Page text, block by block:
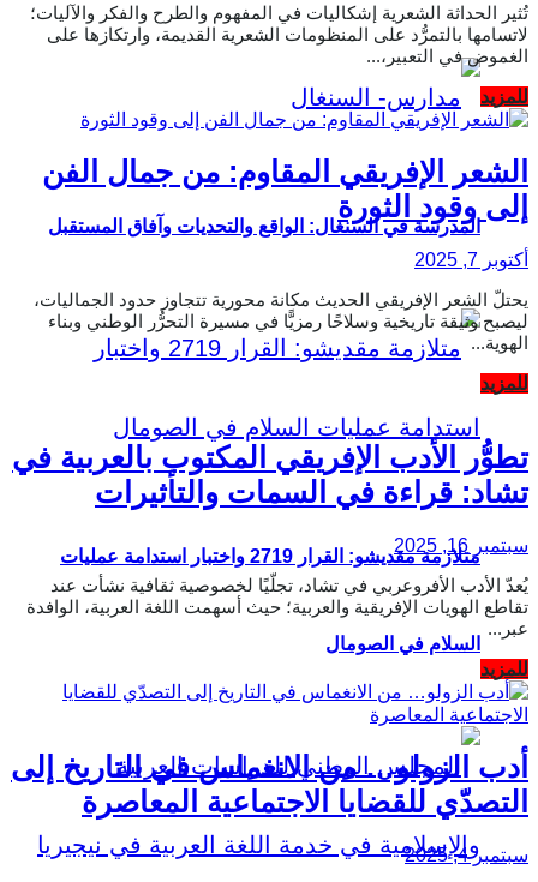
المدرسة في السنغال: الواقع والتحديات وآفاق المستقبل
متلازمة مقديشو: القرار 2719 واختبار استدامة عمليات
السلام في الصومال
تُثير الحداثة الشعرية إشكاليات في المفهوم والطرح والفكر والآليات؛
لاتسامها بالتمرُّد على المنظومات الشعرية القديمة، وارتكازها على
الغموض في التعبير،...
للمزيدDetails
الشعر الإفريقي المقاوم: من جمال الفن
إلى وقود الثورة
أكتوبر 7, 2025
يحتلّ الشعر الإفريقي الحديث مكانة محورية تتجاوز حدود الجماليات،
ليصبح وثيقة تاريخية وسلاحًا رمزيًّا في مسيرة التحرُّر الوطني وبناء
الهوية...
للمزيدDetails
تطوُّر الأدب الإفريقي المكتوب بالعربية في
تشاد: قراءة في السمات والتأثيرات
سبتمبر 16, 2025
يُعدّ الأدب الأفروعربي في تشاد، تجلّيًا لخصوصية ثقافية نشأت عند
تقاطع الهويات الإفريقية والعربية؛ حيث أسهمت اللغة العربية، الوافدة
عبر...
للمزيدDetails
أدب الزولو… من الانغماس في التاريخ إلى
التصدّي للقضايا الاجتماعية المعاصرة
سبتمبر 4, 2025